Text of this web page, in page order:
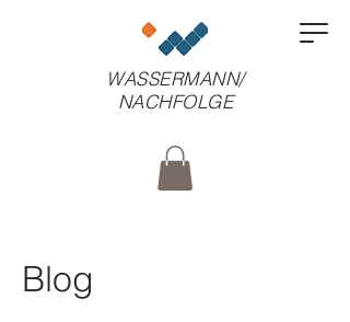
WASSERMANN/
NACHFOLGE
Blog